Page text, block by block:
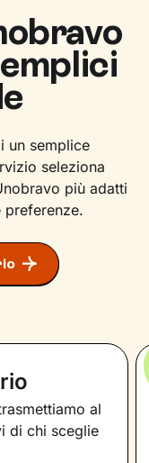
un semplice
seleziona
più adatti
preferenze.
al
di chi sceglie